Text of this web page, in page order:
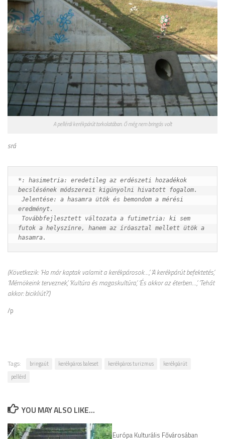
A pellérdi kerékpárút torkolatában. Ő még nem bringás volt
srá
*: hasimetria: eredetileg az erdészeti hozadékok
becslésének módszereit kigúnyolni hivatott fogalom.
eredményt.
futok a helyszínre, hanem az íróasztal mellett ütök a
hasamra.
(Következik: ‘Ha már kaptak valamit a kerékpárosok…’, ‘A kerékpárút befektetés’,
‘Mérnökeink terveznek’, ‘Kultúra és magaskultúra’, ‘És akkor az éterben…’, ‘Tehát
akkor: bicikliút?’.)
/p
Tags: bringaút kerékpáros baleset kerékpáros turizmus
kerékpárút
pellérd
YOU MAY ALSO LIKE...
Európa Kulturális Fővárosában